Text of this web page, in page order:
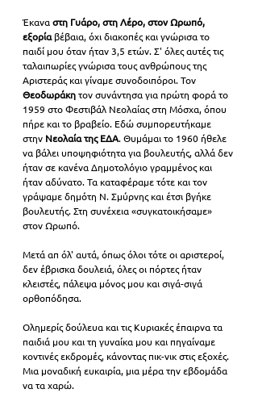
Έκανα στη Γυάρο, στη Λέρο, στον Ωρωπό,
εξορία βέβαια, όχι διακοπές και γνώρισα το
παιδί μου όταν ήταν 3,5 ετών. Σ' όλες αυτές τις
ταλαιπωρίες γνώρισα τους ανθρώπους της
Αριστεράς και γίναμε συνοδοιπόροι. Τον
Θεοδωράκη τον συνάντησα για πρώτη φορά το
1959 στο Φεστιβάλ Νεολαίας στη Μόσχα, όπου
πήρε και το βραβείο. Εδώ συμπορευτήκαμε
στην Νεολαία της ΕΔΑ. Θυμάμαι το 1960 ήθελε
να βάλει υποψηφιότητα για βουλευτής, αλλά δεν
ήταν σε κανένα Δημοτολόγιο γραμμένος και
ήταν αδύνατο. Τα καταφέραμε τότε και τον
γράψαμε δημότη Ν. Σμύρνης και έτσι βγήκε
βουλευτής. Στη συνέχεια «συγκατοικήσαμε»
στον Ωρωπό.
Μετά απ όλ' αυτά, όπως όλοι τότε οι αριστεροί,
δεν έβρισκα δουλειά, όλες οι πόρτες ήταν
κλειστές, πάλεψα μόνος μου και σιγά-σιγά
ορθοπόδησα.
Ολημερίς δούλευα και τις Κυριακές έπαιρνα τα
παιδιά μου και τη γυναίκα μου και πηγαίναμε
κοντινές εκδρομές, κάνοντας πικ-νικ στις εξοχές.
Μια μοναδική ευκαιρία, μια μέρα την εβδομάδα
να τα χαρώ.